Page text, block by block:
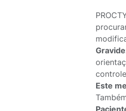
Este